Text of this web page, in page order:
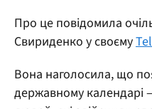
Про це повідомила
Свириденко у своєму
Вона наголосила, що
державному календарі